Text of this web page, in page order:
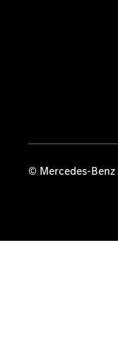
© Mercedes-